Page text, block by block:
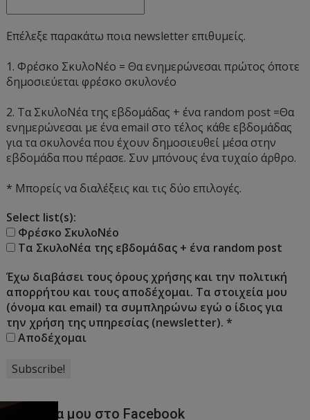
Επέλεξε παρακάτω ποια newsletter επιθυμείς.
1. Φρέσκο ΣκυλοΝέο = Θα ενημερώνεσαι πρώτος όποτε
δημοσιεύεται φρέσκο σκυλονέο
2. Τα ΣκυλοΝέα της εβδομάδας + ένα random post =Θα
ενημερώνεσαι με ένα email στο τέλος κάθε εβδομάδας
για τα σκυλονέα που έχουν δημοσιευθεί μέσα στην
εβδομάδα που πέρασε. Συν μπόνους ένα τυχαίο άρθρο.
* Μπορείς να διαλέξεις και τις δύο επιλογές.
Select list(s):
Φρέσκο ΣκυλοΝέο
Τα ΣκυλοΝέα της εβδομάδας + ένα random post
Έχω διαβάσει τους όρους χρήσης και την πολιτική
απορρήτου και τους αποδέχομαι. Τα στοιχεία μου
(όνομα και email) τα συμπληρώνω εγώ ο ίδιος για
την χρήση της υπηρεσίας (newsletter).*
Αποδέχομαι
Η Σελίδα μου στο Facebook